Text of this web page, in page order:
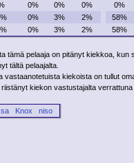
0% 0% 0% 0%
0% 3% 2% 58%
0% 3% 2% 58%
tämä pelaaja on pitänyt kiekkoa, kun
tältä pelaajalta.
kiekoista on tullut
kiekon vastustajalta
Knox niso